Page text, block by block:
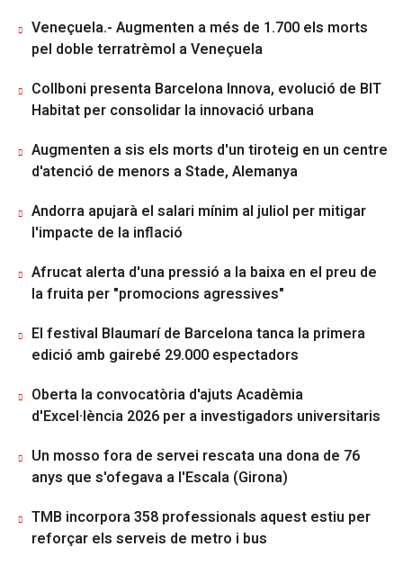
Veneçuela.- Augmenten a més de 1.700 els morts
pel doble terratrèmol a Veneçuela
Collboni presenta Barcelona Innova, evolució de BIT
Habitat per consolidar la innovació urbana
Augmenten a sis els morts d'un tiroteig en un centre
d'atenció de menors a Stade, Alemanya
Andorra apujarà el salari mínim al juliol per mitigar
l'impacte de la inflació
Afrucat alerta d'una pressió a la baixa en el preu de
la fruita per "promocions agressives"
El festival Blaumarí de Barcelona tanca la primera
edició amb gairebé 29.000 espectadors
Oberta la convocatòria d'ajuts Acadèmia
d'Excel·lència 2026 per a investigadors universitaris
Un mosso fora de servei rescata una dona de 76
anys que s'ofegava a l'Escala (Girona)
TMB incorpora 358 professionals aquest estiu per
reforçar els serveis de metro i bus